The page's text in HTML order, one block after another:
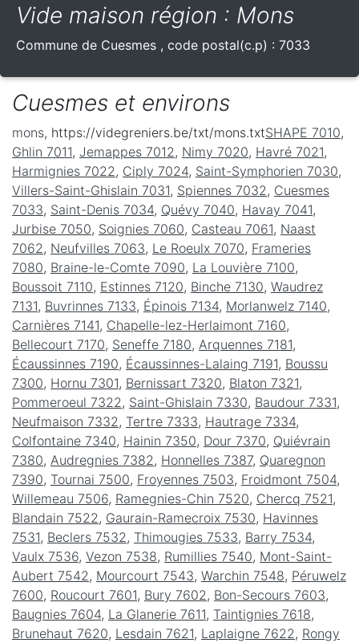
Vide maison région : Mons
Commune de Cuesmes , code postal(c.p) : 7033
Cuesmes et environs
mons, https://videgreniers.be/txt/mons.txtSHAPE 7010,
Ghlin 7011, Jemappes 7012 , Nimy 7020, Havré 7021,
Harmignies 7022 , Ciply 7024, Saint-Symphorien 7030,
Villers-Saint-Ghislain 7031, Spiennes 7032 , Cuesmes
7033, Saint-Denis 7034, Quévy 7040, Havay 7041,
Jurbise 7050, Soignies 7060, Casteau 7061, Naast
7062 , Neufvilles 7063, Le Roeulx 7070, Frameries
7080, Braine-le-Comte 7090, La Louvière 7100,
Boussoit 7110, Estinnes 7120, Binche 7130, Waudrez
7131, Buvrinnes 7133, Épinois 7134, Morlanwelz 7140,
Carnières 7141, Chapelle-lez-Herlaimont 7160,
Bellecourt 7170, Seneffe 7180, Arquennes 7181,
Écaussinnes 7190, Écaussinnes-Lalaing 7191, Boussu
7300, Hornu 7301, Bernissart 7320, Blaton 7321,
Pommeroeul 7322 , Saint-Ghislain 7330, Baudour 7331,
Neufmaison 7332 , Tertre 7333, Hautrage 7334,
Colfontaine 7340, Hainin 7350, Dour 7370, Quiévrain
7380, Audregnies 7382 , Honnelles 7387, Quaregnon
7390, Tournai 7500, Froyennes 7503, Froidmont 7504,
Willemeau 7506, Ramegnies-Chin 7520, Chercq 7521,
Blandain 7522 , Gaurain-Ramecroix 7530, Havinnes
7531, Beclers 7532 , Thimougies 7533, Barry 7534,
Vaulx 7536, Vezon 7538, Rumillies 7540, Mont-Saint-
Aubert 7542 , Mourcourt 7543, Warchin 7548, Péruwelz
7600, Roucourt 7601, Bury 7602 , Bon-Secours 7603,
Baugnies 7604, La Glanerie 7611, Taintignies 7618,
Brunehaut 7620, Lesdain 7621, Laplaigne 7622 , Rongy